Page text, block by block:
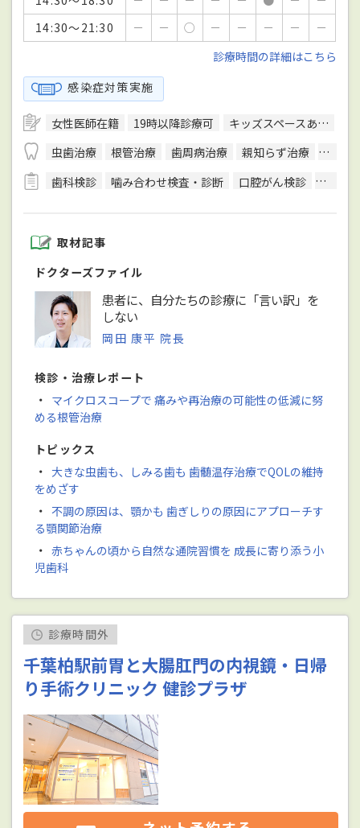
14:30～21:30
－ － ○ － － － －
－
診療時間の詳細はこちら
感染症対策実施
女性医師在籍 19時以降診療可 キッズスペースあり
虫歯治療
根管治療 歯周病治療 親知らず治療
顎関
歯科検診
噛み合わせ検査・診断 口腔がん検診 唾液検
取材記事
ドクターズファイル
患者に、自分たちの診療に「言い訳」を
しない
岡田 康平 院長
検診・治療レポート
・ マイクロスコープで 痛みや再治療の可能性の低減に努
める根管治療
トピックス
・ 大きな虫歯も、しみる歯も 歯髄温存治療でQOLの維持
をめざす
・ 不調の原因は、顎かも 歯ぎしりの原因にアプローチす
る顎関節治療
・ 赤ちゃんの頃から自然な通院習慣を 成長に寄り添う小
児歯科
診療時間外
千葉柏駅前胃と大腸肛門の内視鏡・日帰
り手術クリニック 健診プラザ